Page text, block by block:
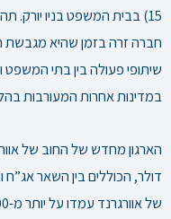
15) בבית המשפט בניו יורק.
חברה זרה בזמן שהיא מגבשת
שיתופי פעולה בין בתי
במדינות אחרות המעורבות
דולר, הכוללים בין השאר